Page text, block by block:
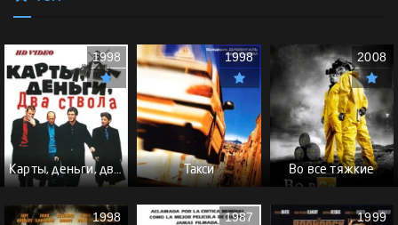
Карты, деньги, два ствола - (Перевод Гоблина)
1998
Такси
1998
Во все тяжкие
2008
1998 1987 1999